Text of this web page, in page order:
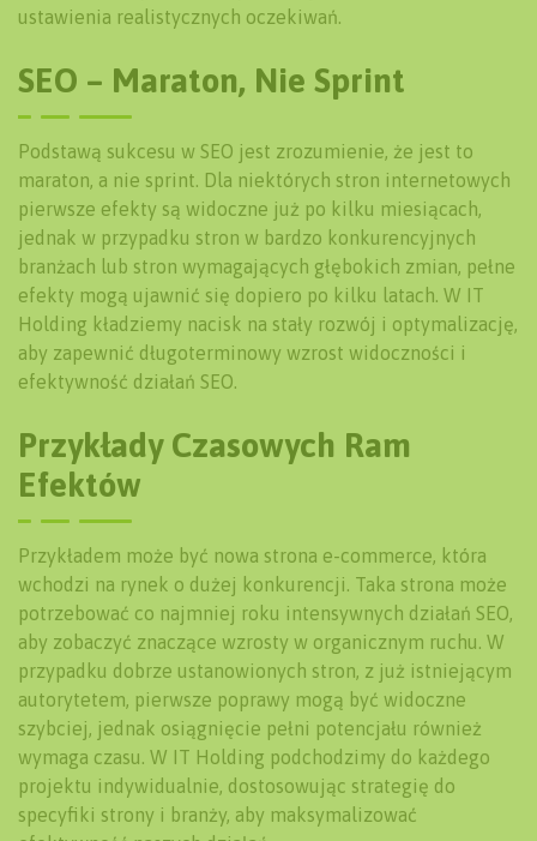
ustawienia realistycznych oczekiwań.
SEO – Maraton, Nie Sprint
Podstawą sukcesu w SEO jest zrozumienie, że jest to
maraton, a nie sprint. Dla niektórych stron internetowych
pierwsze efekty są widoczne już po kilku miesiącach,
jednak w przypadku stron w bardzo konkurencyjnych
branżach lub stron wymagających głębokich zmian, pełne
efekty mogą ujawnić się dopiero po kilku latach. W IT
Holding kładziemy nacisk na stały rozwój i optymalizację,
aby zapewnić długoterminowy wzrost widoczności i
efektywność działań SEO.
Przykłady Czasowych Ram
Efektów
Przykładem może być nowa strona e-commerce, która
wchodzi na rynek o dużej konkurencji. Taka strona może
potrzebować co najmniej roku intensywnych działań SEO,
aby zobaczyć znaczące wzrosty w organicznym ruchu. W
przypadku dobrze ustanowionych stron, z już istniejącym
autorytetem, pierwsze poprawy mogą być widoczne
szybciej, jednak osiągnięcie pełni potencjału również
wymaga czasu. W IT Holding podchodzimy do każdego
projektu indywidualnie, dostosowując strategię do
specyfiki strony i branży, aby maksymalizować